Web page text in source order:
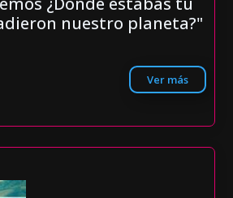
nuestro planeta?"
Ver más